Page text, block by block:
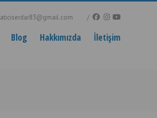
aticiserdar83@gmail.com
Blog Hakkımızda İletişim